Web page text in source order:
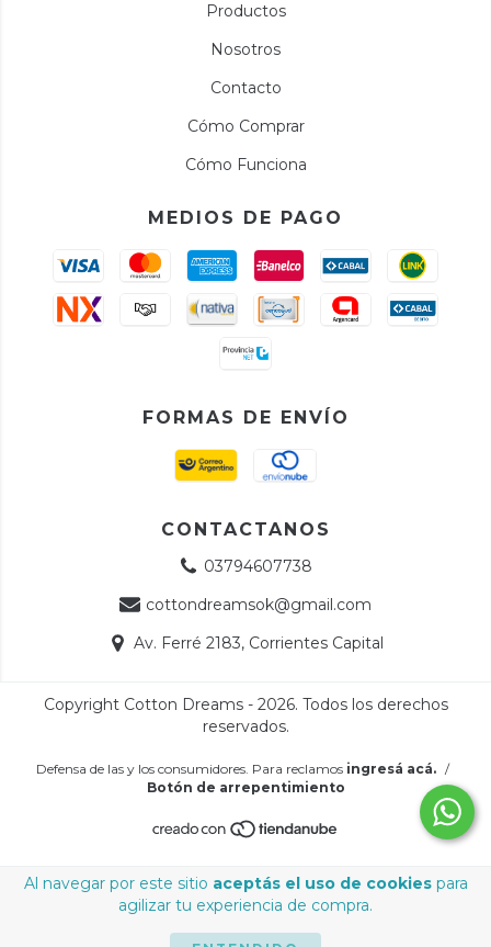
Al navegar por este sitio aceptás el uso de cookiespara
agilizar tu experiencia de compra.
Productos
Nosotros
Contacto
Cómo Comprar
Cómo Funciona
MEDIOS DE PAGO
FORMAS DE ENVÍO
CONTACTANOS
03794607738
cottondreamsok@gmail.com
Av. Ferré 2183, Corrientes Capital
Copyright Cotton Dreams - 2026. Todos los derechos
reservados.
Defensa de las y los consumidores. Para reclamos ingresá acá. /
Botón de arrepentimiento